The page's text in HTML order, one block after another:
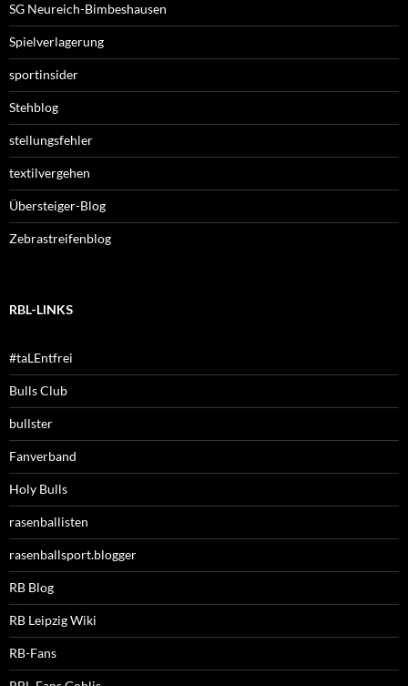
SG Neureich-Bimbeshausen
Spielverlagerung
sportinsider
Stehblog
stellungsfehler
textilvergehen
Übersteiger-Blog
Zebrastreifenblog
RBL-LINKS
#taLEntfrei
Bulls Club
bullster
Fanverband
Holy Bulls
rasenballisten
rasenballsport.blogger
RB Blog
RB Leipzig Wiki
RB-Fans